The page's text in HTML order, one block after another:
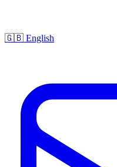
🇬🇧 English